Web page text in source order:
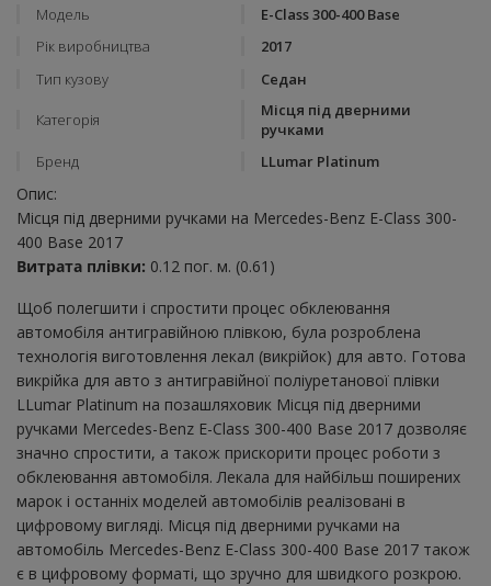
Модель
E-Class 300-400 Base
Рік виробництва
2017
Тип кузову
Седан
Категорія
Місця під дверними
ручками
Бренд
LLumar Platinum
Опис:
Місця під дверними ручками на Mercedes-Benz E-Class 300-
400 Base 2017
Витрата плівки: 0.12 пог. м. (0.61)
Щоб полегшити і спростити процес обклеювання
автомобіля антигравійною плівкою, була розроблена
технологія виготовлення лекал (викрійок) для авто. Готова
викрійка для авто з антигравійної поліуретанової плівки
LLumar Platinum на позашляховик Місця під дверними
ручками Mercedes-Benz E-Class 300-400 Base 2017 дозволяє
значно спростити, а також прискорити процес роботи з
обклеювання автомобіля. Лекала для найбільш поширених
марок і останніх моделей автомобілів реалізовані в
цифровому вигляді. Місця під дверними ручками на
автомобіль Mercedes-Benz E-Class 300-400 Base 2017 також
є в цифровому форматі, що зручно для швидкого розкрою.